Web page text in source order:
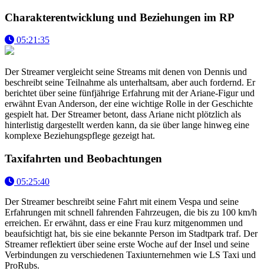
Charakterentwicklung und Beziehungen im RP
05:21:35
Der Streamer vergleicht seine Streams mit denen von Dennis und
beschreibt seine Teilnahme als unterhaltsam, aber auch fordernd. Er
berichtet über seine fünfjährige Erfahrung mit der Ariane-Figur und
erwähnt Evan Anderson, der eine wichtige Rolle in der Geschichte
gespielt hat. Der Streamer betont, dass Ariane nicht plötzlich als
hinterlistig dargestellt werden kann, da sie über lange hinweg eine
komplexe Beziehungspflege gezeigt hat.
Taxifahrten und Beobachtungen
05:25:40
Der Streamer beschreibt seine Fahrt mit einem Vespa und seine
Erfahrungen mit schnell fahrenden Fahrzeugen, die bis zu 100 km/h
erreichen. Er erwähnt, dass er eine Frau kurz mitgenommen und
beaufsichtigt hat, bis sie eine bekannte Person im Stadtpark traf. Der
Streamer reflektiert über seine erste Woche auf der Insel und seine
Verbindungen zu verschiedenen Taxiunternehmen wie LS Taxi und
ProRubs.